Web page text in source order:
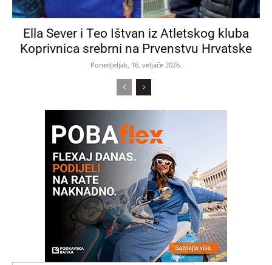
Ella Sever i Teo Ištvan iz Atletskog kluba
Koprivnica srebrni na Prvenstvu Hrvatske
Ponedjeljak, 16. veljače 2026.